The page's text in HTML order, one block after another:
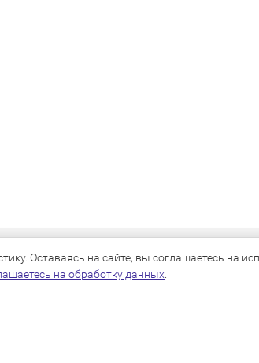
КАТАЛОГ
Для собак
Оставаясь на сайте, вы соглашаетесь на
на обработку данных